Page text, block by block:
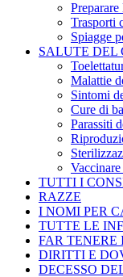
Trasporti
Spiagge
SALUTE DEL
Malattie
Sintomi
Cure di
Parassiti
TUTTI I
RAZZE
I NOMI PER
TUTTE LE
FAR TENERE
DIRITTI E
DECESSO